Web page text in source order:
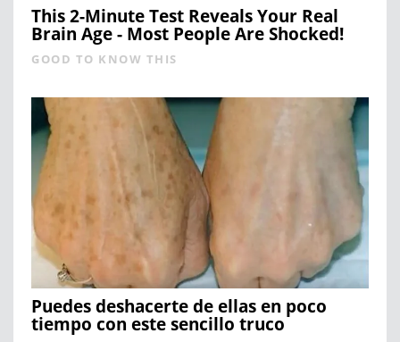
This 2-Minute Test Reveals Your Real
Brain Age - Most People Are Shocked!
GOOD TO KNOW THIS
Puedes deshacerte de ellas en poco
tiempo con este sencillo truco